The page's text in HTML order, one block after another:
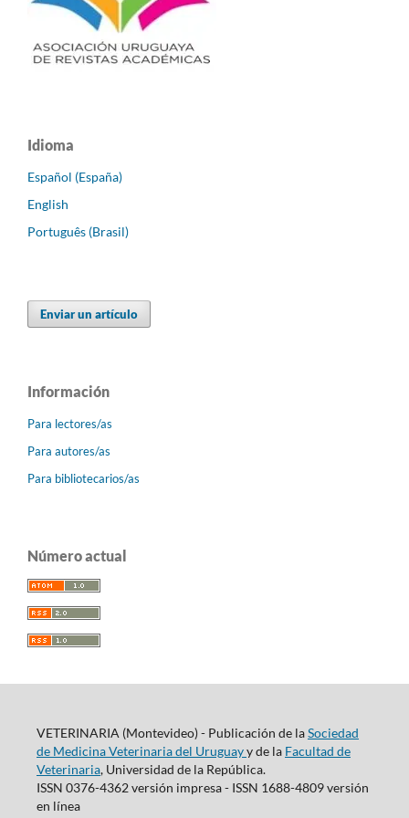
Idioma
Español (España)
English
Português (Brasil)
Enviar un artículo
Información
Para lectores/as
Para autores/as
Para bibliotecarios/as
Número actual
VETERINARIA (Montevideo) - Publicación de laSociedad
de Medicina Veterinaria del Uruguayy de la Facultad de
Veterinaria, Universidad de la República.
ISSN 0376-4362 versión impresa - ISSN 1688-4809 versión
en línea